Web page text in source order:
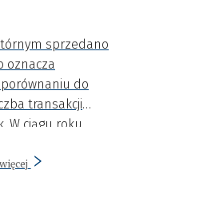
sprzedano
oznacza
do
transakcji
W ciągu roku
więcej